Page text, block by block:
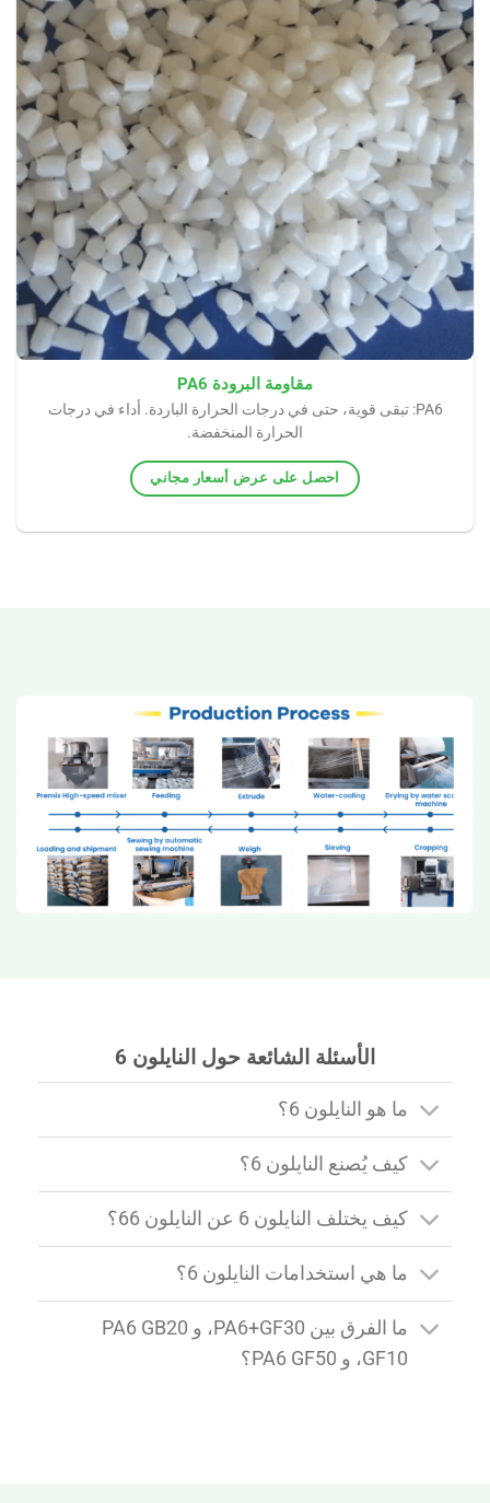
مقاومة البرودة PA6
PA6: تبقى قوية، حتى في درجات الحرارة الباردة. أداء في درجات
الحرارة المنخفضة.
احصل على عرض أسعار مجاني
الأسئلة الشائعة حول النايلون 6
ما هو النايلون 6؟
كيف يُصنع النايلون 6؟
كيف يختلف النايلون 6 عن النايلون 66؟
ما هي استخدامات النايلون 6؟
ما الفرق بين PA6+GF30، و PA6 GB20
GF10، و PA6 GF50؟